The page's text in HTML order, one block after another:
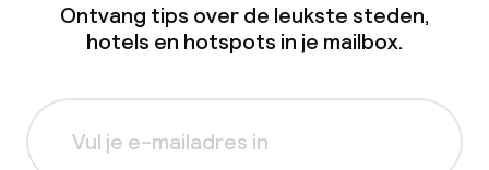
Ontvang tips over de leukste steden,
hotels en hotspots in je mailbox.